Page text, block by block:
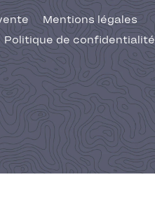
Mentions légales
Politique de confidentialité